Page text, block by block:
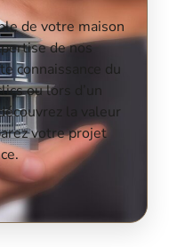
de votre maison
de nos
connaissance du
ou lors d’un
la valeur
votre projet